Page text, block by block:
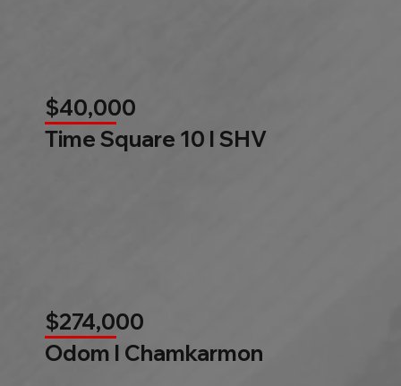
$40,000
Time Square 10 l SHV
$274,000
Odom l Chamkarmon